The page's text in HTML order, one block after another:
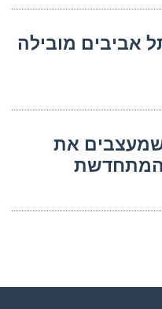
אביבים מובילה
את
המתחדשת